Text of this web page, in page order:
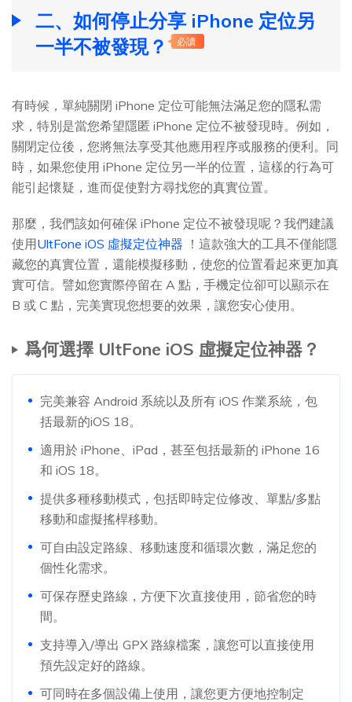
二、如何停止分享 iPhone 定位另
一半不被發現？
必讀
有時候，單純關閉 iPhone 定位可能無法滿足您的隱私需
求，特別是當您希望隱匿 iPhone 定位不被發現時。例如，
關閉定位後，您將無法享受其他應用程序或服務的便利。同
時，如果您使用 iPhone 定位另一半的位置，這樣的行為可
能引起懷疑，進而促使對方尋找您的真實位置。
那麼，我們該如何確保 iPhone 定位不被發現呢？我們建議
使用UltFone iOS 虛擬定位神器 ！這款強大的工具不僅能隱
藏您的真實位置，還能模擬移動，使您的位置看起來更加真
實可信。譬如您實際停留在 A 點，手機定位卻可以顯示在
B 或 C 點，完美實現您想要的效果，讓您安心使用。
爲何選擇 UltFone iOS 虛擬定位神器？
完美兼容 Android 系統以及所有 iOS 作業系統，包
括最新的iOS 18。
適用於 iPhone、iPad，甚至包括最新的 iPhone 16
和 iOS 18。
提供多種移動模式，包括即時定位修改、單點/多點
移動和虛擬搖桿移動。
可自由設定路線、移動速度和循環次數，滿足您的
個性化需求。
可保存歷史路線，方便下次直接使用，節省您的時
間。
支持導入/導出 GPX 路線檔案，讓您可以直接使用
預先設定好的路線。
可同時在多個設備上使用，讓您更方便地控制定